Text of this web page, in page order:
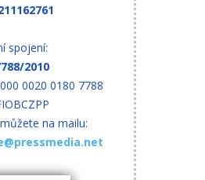
spojení:
2010
0020 0180 7788
na mailu: